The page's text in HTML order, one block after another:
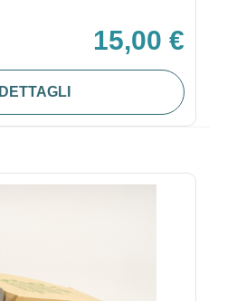
15,00 €
DETTAGLI